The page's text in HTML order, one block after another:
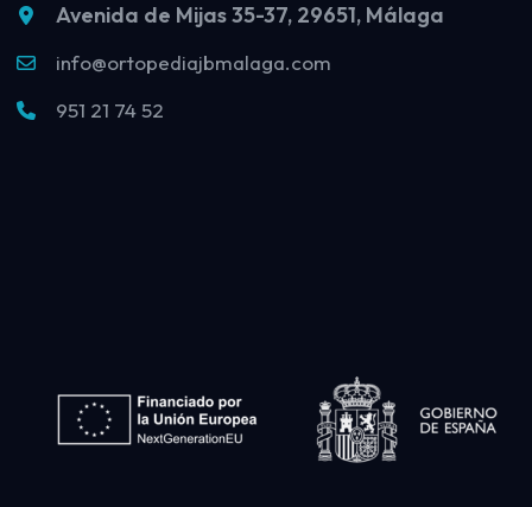
Avenida de Mijas 35-37, 29651, Málaga
info@ortopediajbmalaga.com
951 21 74 52